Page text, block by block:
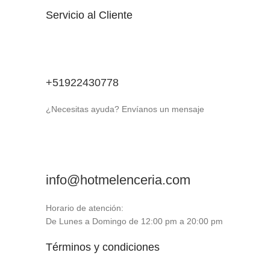
Servicio al Cliente
+51922430778
¿Necesitas ayuda? Envíanos un mensaje
info@hotmelenceria.com
Horario de atención:
De Lunes a Domingo de 12:00 pm a 20:00 pm
Términos y condiciones